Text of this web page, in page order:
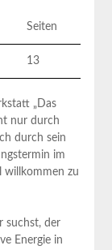
Seiten
13
„Das
nur durch
durch ​sein
‌im
willkommen zu
suchst, der
Energie in⁣